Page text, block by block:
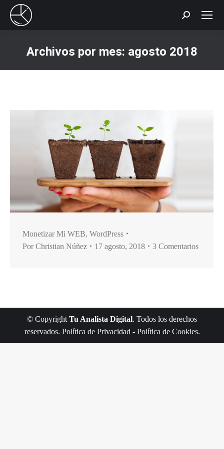
Buscar:
Archivos por mes: agosto 2018
Monetizar Mi WEB, WordPress
PorChristian Núñez 17 agosto, 2018 3 Comentarios
© Copyright Tu Analista Digital. Todos los derechos
reservados. Política de Privacidad - Política de Cookies.